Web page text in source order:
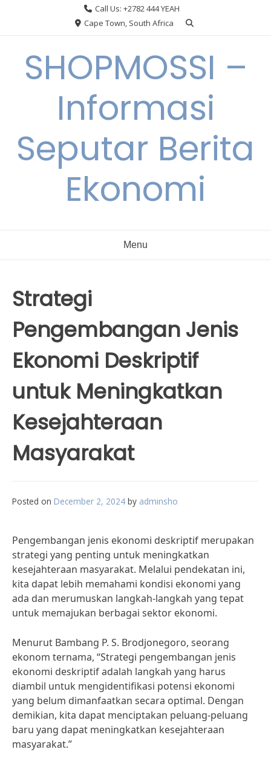
Call Us: +2782 444 YEAH
Cape Town, South Africa
SHOPMOSSI –
Informasi
Seputar Berita
Ekonomi
Menu
Strategi
Pengembangan Jenis
Ekonomi Deskriptif
untuk Meningkatkan
Kesejahteraan
Masyarakat
Posted on December 2, 2024 by adminsho
Pengembangan jenis ekonomi deskriptif merupakan
strategi yang penting untuk meningkatkan
kesejahteraan masyarakat. Melalui pendekatan ini,
kita dapat lebih memahami kondisi ekonomi yang
ada dan merumuskan langkah-langkah yang tepat
untuk memajukan berbagai sektor ekonomi.
Menurut Bambang P. S. Brodjonegoro, seorang
ekonom ternama, “Strategi pengembangan jenis
ekonomi deskriptif adalah langkah yang harus
diambil untuk mengidentifikasi potensi ekonomi
yang belum dimanfaatkan secara optimal. Dengan
demikian, kita dapat menciptakan peluang-peluang
baru yang dapat meningkatkan kesejahteraan
masyarakat.”